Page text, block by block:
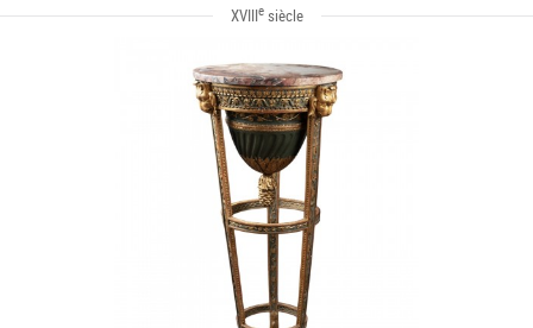
XVIIIesiècle